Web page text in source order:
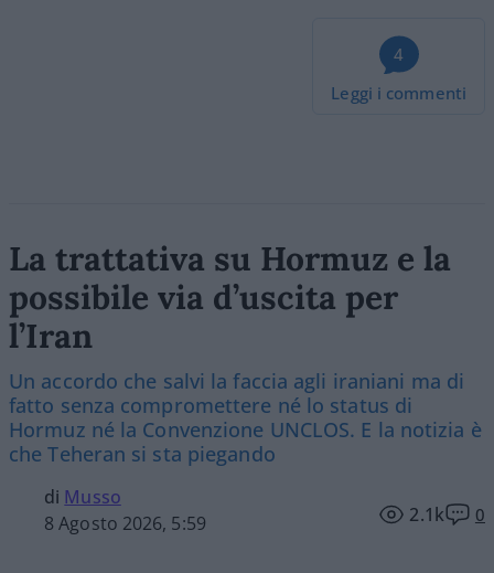
4
Leggi i commenti
La trattativa su Hormuz e la
possibile via d’uscita per
l’Iran
Un accordo che salvi la faccia agli iraniani ma di
fatto senza compromettere né lo status di
Hormuz né la Convenzione UNCLOS. E la notizia è
che Teheran si sta piegando
di Musso
8 Agosto 2026, 5:59
2.1k 0